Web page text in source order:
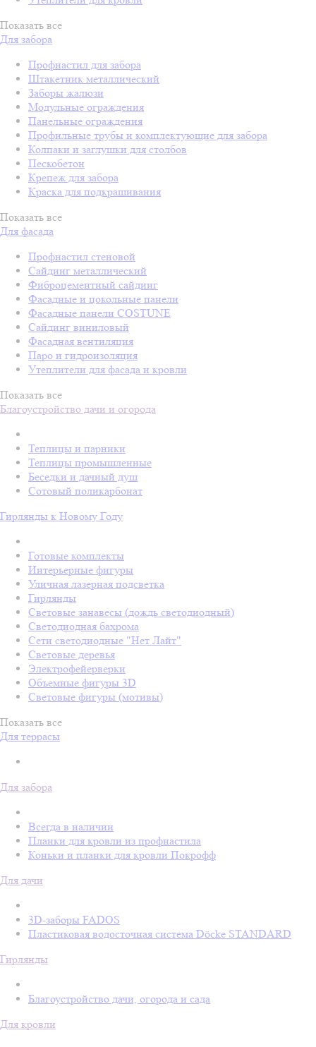
Показать все
Для забора
Профнастил для забора
Штакетник металлический
Заборы жалюзи
Модульные ограждения
Панельные ограждения
Профильные трубы и комплектующие для забора
Колпаки и заглушки для столбов
Пескобетон
Крепеж для забора
Краска для подкрашивания
Показать все
Для фасада
Профнастил стеновой
Сайдинг металлический
Фиброцементный сайдинг
Фасадные и цокольные панели
Фасадные панели COSTUNE
Сайдинг виниловый
Фасадная вентиляция
Паро и гидроизоляция
Утеплители для фасада и кровли
Показать все
Благоустройство дачи и огорода
Теплицы и парники
Теплицы промышленные
Беседки и дачный душ
Сотовый поликарбонат
Гирлянды к Новому Году
Готовые комплекты
Интерьерные фигуры
Уличная лазерная подсветка
Гирлянды
Световые занавесы (дождь светодиодный)
Светодиодная бахрома
Сети светодиодные "Нет Лайт"
Световые деревья
Электрофейерверки
Объемные фигуры 3D
Световые фигуры (мотивы)
Показать все
Для террасы
Для забора
Всегда в наличии
Планки для кровли из профнастила
Коньки и планки для кровли Покрофф
Для дачи
3D-заборы FADOS
Пластиковая водосточная система Döcke STANDARD
Гирлянды
Благоустройство дачи, огорода и сада
Для кровли